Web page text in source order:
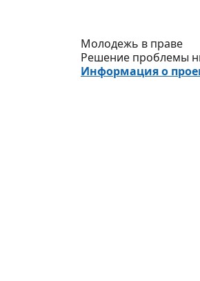
Молодежь в праве
Решение проблемы
Информация о